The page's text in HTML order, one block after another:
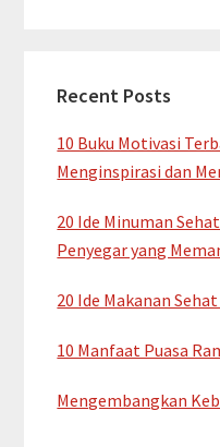
Recent Posts
10 Buku Motivasi
Menginspirasi dan
20 Ide Minuman
Penyegar yang
20 Ide Makanan
10 Manfaat Puasa
Mengembangkan